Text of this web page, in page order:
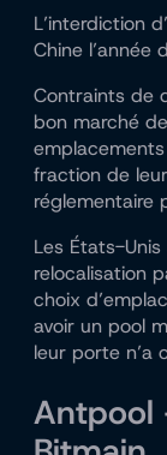
L’interdiction
Chine l’année
Contraints de
bon marché
fraction de
réglementaire
Les États-
relocalisation
choix
avoir un pool
leur porte n’a
Antpool